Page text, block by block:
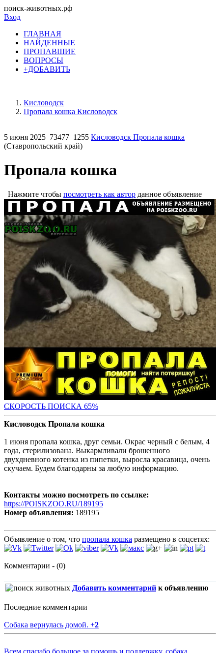
поиск-животных.рф
Вход
ГЛАВНАЯ
НАЙДЕННЫЕ
ПРОПАВШИЕ
ВОПРОСЫ
+ДОБАВИТЬ
Кисловодск
Пропала кошка Кисловодск
5 июня 2025 73477 1255 Кисловодск Пропала кошка
(Ставропольский край)
Пропала кошка
Нажмите чтобы посмотреть как автор данное объявление
СКОРОСТЬ ПОИСКА 65%
Кисловодск Пропала кошка
1 июня пропала кошка, друг семьи. Окрас черный с белым, 4
года, стерилизована. Выкармливали брошенного
двухдневного котенка из пипетки, выросла красавица, очень
скучаем. Будем благодарны за любую информацию.
Контакты можно посмотреть по ссылке:
https://POISKZOO.RU/189195
Номер объявления: 189195
Объявление о том, что пропала кошка размещено в соцсетях:
Комментарии - (0)
Добавить комментарий к объявлению
Последние комментарии
Собака вернулась домой. +2